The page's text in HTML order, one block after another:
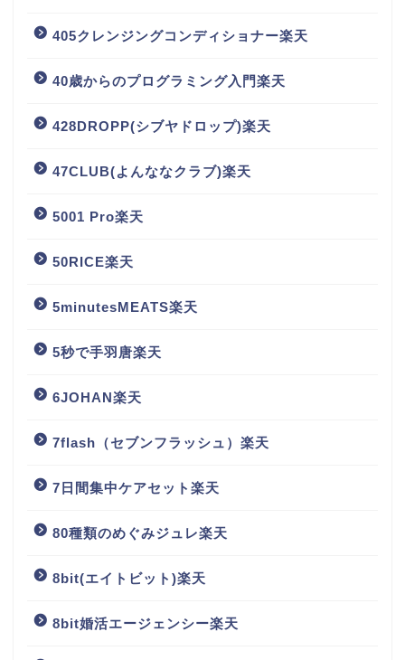
405クレンジングコンディショナー楽天
40歳からのプログラミング入門楽天
428DROPP(シブヤドロップ)楽天
47CLUB(よんななクラブ)楽天
5001 Pro楽天
50RICE楽天
5minutesMEATS楽天
5秒で手羽唐楽天
6JOHAN楽天
7flash（セブンフラッシュ）楽天
7日間集中ケアセット楽天
80種類のめぐみジュレ楽天
8bit(エイトビット)楽天
8bit婚活エージェンシー楽天